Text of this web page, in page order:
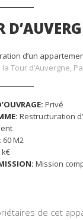
d’un
Tour d’Auvergne,
Privé
Restructuration
60 M2
k€
Mission
de cet